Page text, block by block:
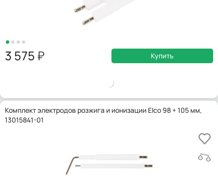
3 575 Купить
Комплект электродов розжига и ионизации Elco 98 + 105 мм,
13015841-01